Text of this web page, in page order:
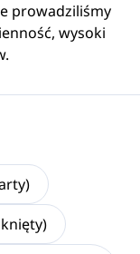
prowadziliśmy
wysoki